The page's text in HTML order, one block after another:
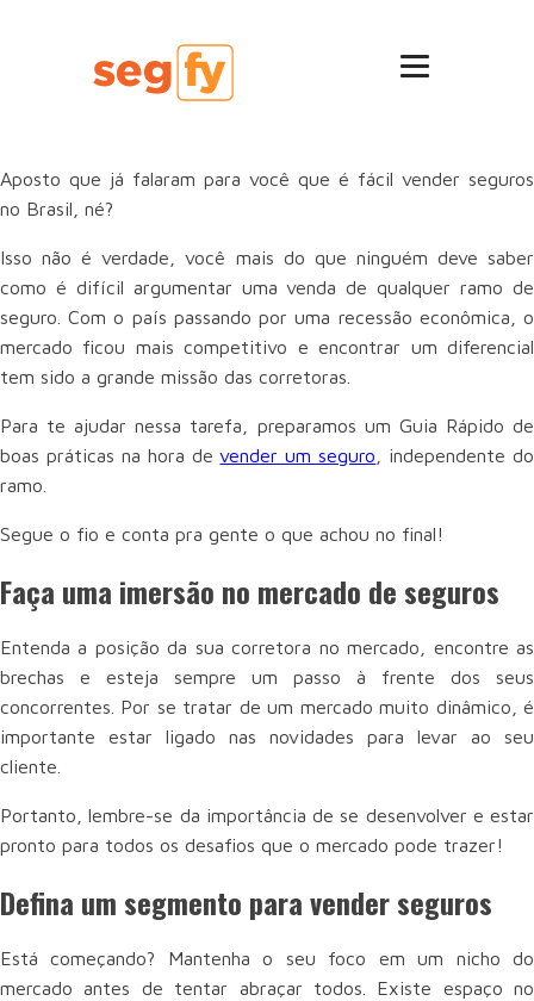
Aposto que já falaram para você que é fácil vender seguros
no Brasil, né?
Isso não é verdade, você mais do que ninguém deve saber
como é difícil argumentar uma venda de qualquer ramo de
seguro. Com o país passando por uma recessão econômica, o
mercado ficou mais competitivo e encontrar um diferencial
tem sido a grande missão das corretoras.
Para te ajudar nessa tarefa, preparamos um Guia Rápido de
boas práticas na hora devender um seguro , independente do
ramo.
Segue o fio e conta pra gente o que achou no final!
Faça uma imersão no mercado de seguros
Entenda a posição da sua corretora no mercado, encontre as
brechas e esteja sempre um passo à frente dos seus
concorrentes. Por se tratar de um mercado muito dinâmico, é
importante estar ligado nas novidades para levar ao seu
cliente.
Portanto, lembre-se da importância de se desenvolver e estar
pronto para todos os desafios que o mercado pode trazer!
Defina um segmento para vender seguros
Está começando? Mantenha o seu foco em um nicho do
mercado antes de tentar abraçar todos. Existe espaço no